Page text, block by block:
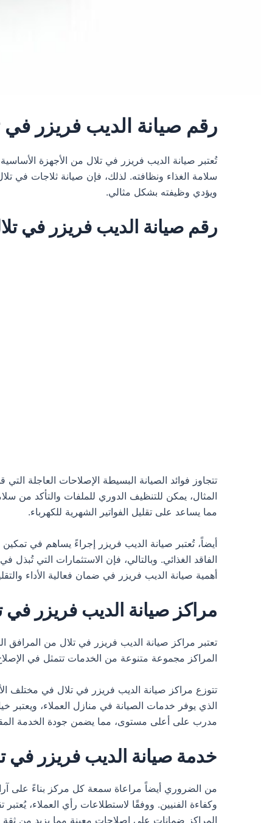
رقم صيانة الديب فريزر في تلال 01067590374 خدمة عملاء صيانة
تُعتبر صيانة الديب فريزر في تلال من الأجهزة
سلامة الغذاء ونظافته. لذلك، فإن صيانة ثلاجات في
ويؤدي وظيفته بشكل مثالي.
رقم صيانة الديب فريزر في تلال 01067590374 خدمة عملاء صيانة الديب
تتجاوز فوائد الصيانة البسيطة الإصلاحات العاجلة
المثال، يمكن للتنظيف الدوري للملفات والتأكد من
مما يساعد على تقليل الفواتير الشهرية للكهرباء.
أيضاً، تُعتبر صيانة الديب فريزر إجراءً يساهم في
الفاقد الغذائي. وبالتالي، فإن الاستثمارات التي
أهمية صيانة الديب فريزر في ضمان فعالية الأداء
مراكز صيانة الديب فريزر في
تعتبر مراكز صيانة الديب فريزر في تلال من المرافق
المراكز مجموعة متنوعة من الخدمات تتمثل في
تتوزع مراكز صيانة الديب فريزر في تلال في مختلف
الذي يوفر خدمات الصيانة في منازل العملاء،
مدرب على أعلى مستوى، مما يضمن جودة الخدمة
خدمة صيانة الديب فريزر في
من الضروري أيضاً مراعاة سمعة كل مركز بناءً على
وكفاءة الفنيين. ووفقًا لاستطلاعات رأي العملاء،
المراكز ضمانات على إصلاحات معينة مما يزيد من ثقة